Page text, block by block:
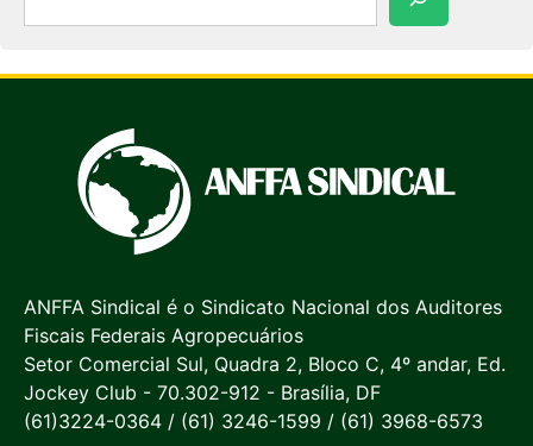
ANFFA Sindical é o Sindicato Nacional dos Auditores
Fiscais Federais Agropecuários
Setor Comercial Sul, Quadra 2, Bloco C, 4º andar, Ed.
Jockey Club - 70.302-912 - Brasília, DF
(61)3224-0364 / (61) 3246-1599 / (61) 3968-6573